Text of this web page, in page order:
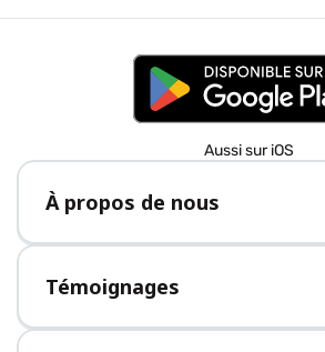
Aussi sur iOS
À propos de nous
À propos de nous
Postes
Presse
Témoignages
Tous les témoignages